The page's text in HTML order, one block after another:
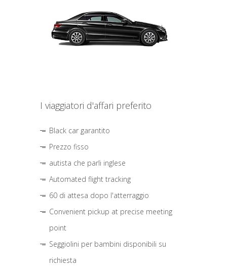
I viaggiatori d'affari preferito
Black car garantito
Prezzo fisso
autista che parli inglese
Automated flight tracking
60 di attesa dopo l'atterraggio
Convenient pickup at precise meeting
point
Seggiolini per bambini disponibili su
richiesta